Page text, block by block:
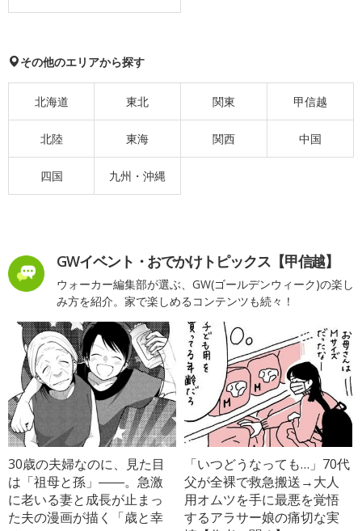
その他のエリアから探す
北海道 東北 関東 甲信越
北陸 東海 関西 中国
四国 九州・沖縄
GWイベント・おでかけトピックス【甲信越】
ウォーカー編集部が選ぶ、GW(ゴールデンウィーク)の楽し
み方を紹介。家で楽しめるコンテンツも続々！
30歳の夫婦なのに、見た目
は「祖母と孫」――。急激
に老いる妻と成長が止まっ
た夫の漫画が描く「歳と幸
「いつどうなっても…」70代
父が全裸で救急搬送→大人
用オムツを手に最悪を覚悟
するアラサー娘の痛切な実